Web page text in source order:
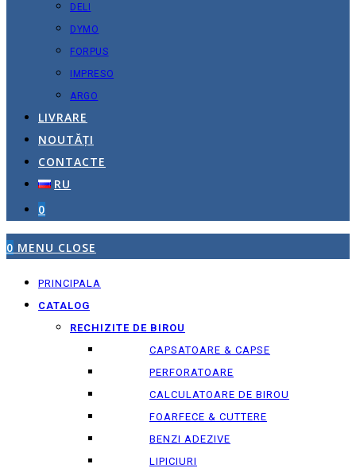
DELI
DYMO
FORPUS
IMPRESO
ARGO
LIVRARE
NOUTĂȚI
CONTACTE
RU
0
0 MENU CLOSE
PRINCIPALA
CATALOG
RECHIZITE DE BIROU
CAPSATOARE & CAPSE
PERFORATOARE
CALCULATOARE DE BIROU
FOARFECE & CUTTERE
BENZI ADEZIVE
LIPICIURI